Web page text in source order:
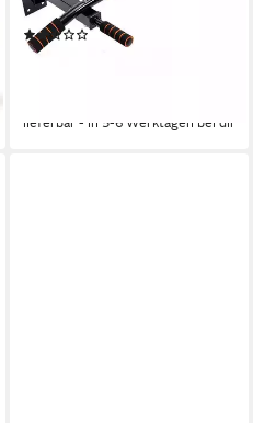
Trainingsgeräte Pull-Up-
Leinwand (3)
25,69 €
lieferbar - in 5-6 Werktagen bei dir